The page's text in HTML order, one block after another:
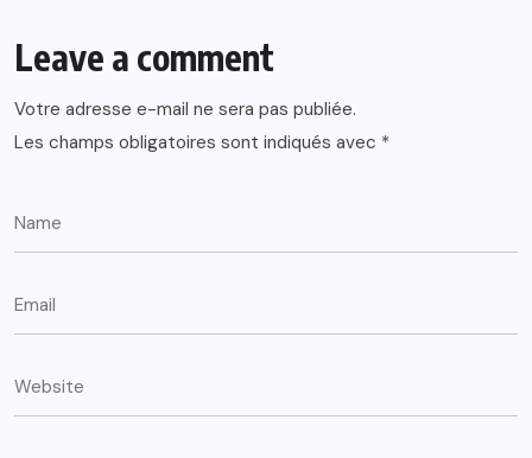
Leave a comment
Votre adresse e-mail ne sera pas publiée.
Les champs obligatoires sont indiqués avec *